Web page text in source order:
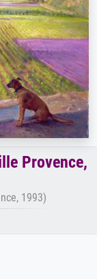
Provence,
1993)